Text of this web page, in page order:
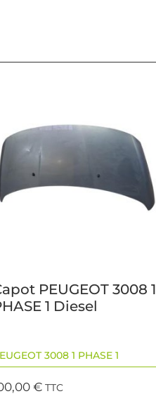
PEUGEOT 3008 1
1 Diesel
3008 1 PHASE 1
€ TTC